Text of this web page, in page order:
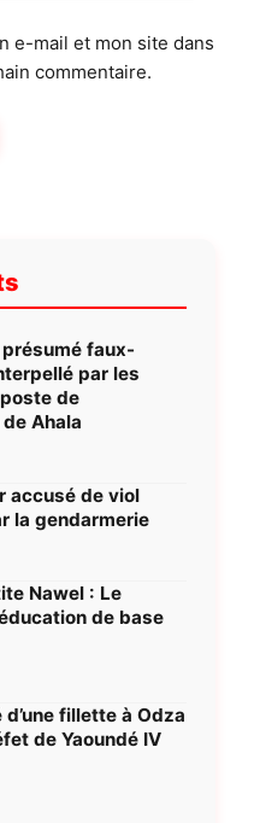
e-mail et mon site dans
commentaire.
faux-
par les
de
Ahala
accusé de viol
la gendarmerie
Nawel : Le
de base
fillette à Odza
de Yaoundé IV